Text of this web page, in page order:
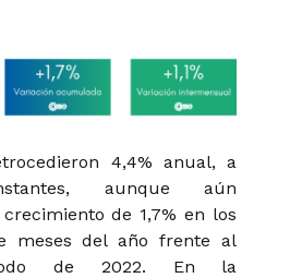
4,4% anual, a
aunque aún
de 1,7% en los
meses del año frente al
de 2022. En la